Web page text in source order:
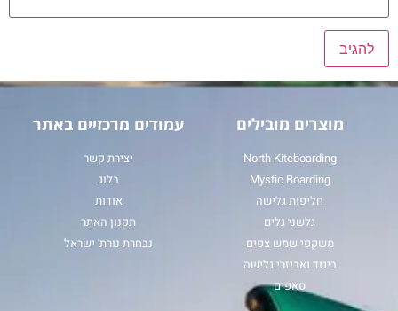
מוצרים מובילים
North Kiteboarding
Mystic Boarding
חליפות גלישה
גלשני גלים
משקפי שמש צפים
ביגוד ואביזרי גלישה
סאפים
עמודים מרכזיים באתר
יצירת קשר
בלוג
אודות
תקנון האתר
נבחרת נורת' ישראל